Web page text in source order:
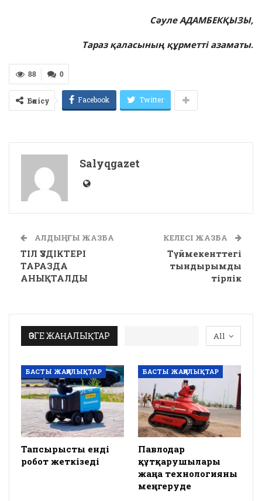
Сәуле АДАМБЕКҚЫЗЫ,
Тараз қаласының құрметті азаматы.
0
88
Бөлісу Facebook Twitter
Salyqgazet
АЛДЫҢҒЫ ЖАЗБА
ТІЛ ҮЗДІКТЕРІ
ТАРАЗДА
АНЫҚТАЛДЫ
КЕЛЕСІ ЖАЗБА
Түймекенттегі
тындырымды
тірлік
All
ӨЗГЕ ЖАҢАЛЫҚТАР
БАСТЫ ЖАҢАЛЫҚТАР
Тапсырысты енді
робот жеткізеді
БАСТЫ ЖАҢАЛЫҚТАР
Павлодар
құтқарушылары
жаңа технологияны
меңгеруде